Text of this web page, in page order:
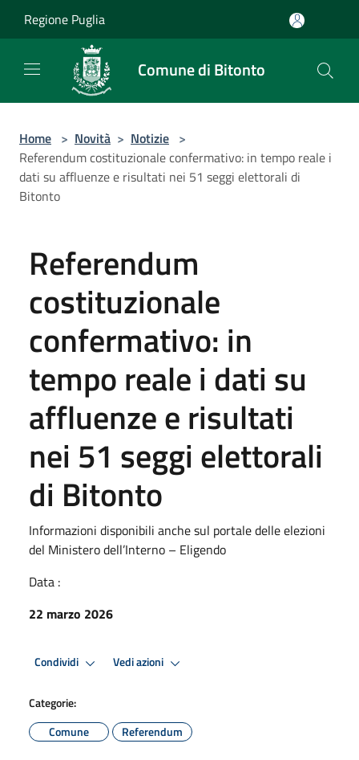
Regione Puglia
Comune di Bitonto
Home > Novità > Notizie >
Referendum costituzionale confermativo: in tempo reale i
dati su affluenze e risultati nei 51 seggi elettorali di
Bitonto
Referendum
costituzionale
confermativo: in
tempo reale i dati su
affluenze e risultati
nei 51 seggi elettorali
di Bitonto
Informazioni disponibili anche sul portale delle elezioni
del Ministero dell’Interno – Eligendo
Data :
22 marzo 2026
Condividi Vedi azioni
Categorie:
Comune
Referendum